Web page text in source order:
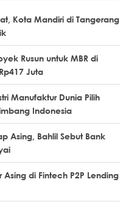
Kota Mandiri di Tangerang
Rusun untuk MBR di
Juta
Manufaktur Dunia Pilih
Indonesia
Asing, Bahlil Sebut Bank
di Fintech P2P Lending